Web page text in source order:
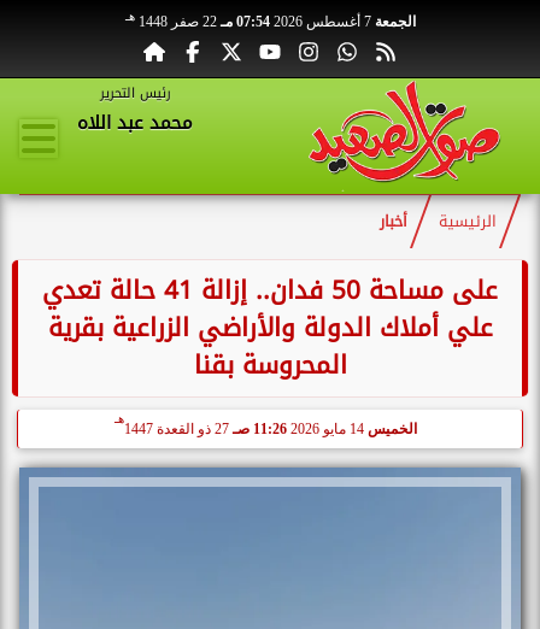
الجمعة 7 أغسطس 2026 07:54 مـ 22 صفر 1448 هـ
رئيس التحرير
محمد عبد اللاه
الرئيسية أخبار
على مساحة 50 فدان.. إزالة 41 حالة تعدي
علي أملاك الدولة والأراضي الزراعية بقرية
المحروسة بقنا
الخميس 14 مايو 2026 11:26 صـ 27 ذو القعدة 1447
هـ